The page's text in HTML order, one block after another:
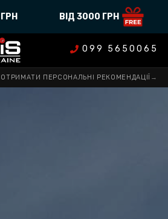
ВІД 3000 ГРН
099 5650065
ПЕРСОНАЛЬНІ РЕКОМЕНДАЦІЇ →